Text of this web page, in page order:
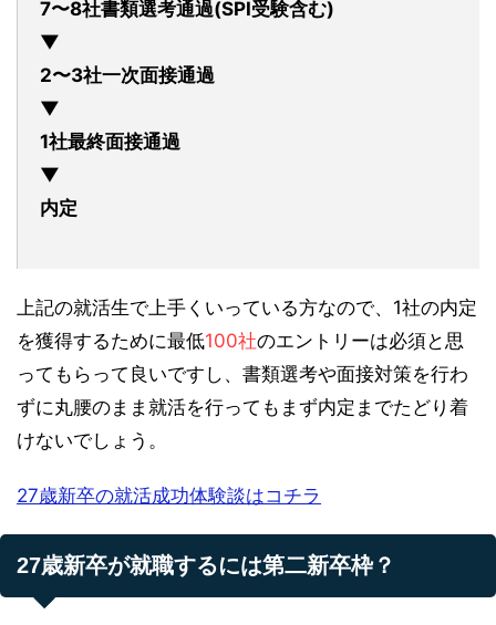
7〜8社書類選考通過(SPI受験含む)
▼
2〜3社一次面接通過
▼
1社最終面接通過
▼
内定
上記の就活生で上手くいっている方なので、1社の内定
を獲得するために最低100社のエントリーは必須と思
ってもらって良いですし、書類選考や面接対策を行わ
ずに丸腰のまま就活を行ってもまず内定までたどり着
けないでしょう。
27歳新卒の就活成功体験談はコチラ
27歳新卒が就職するには第二新卒枠？